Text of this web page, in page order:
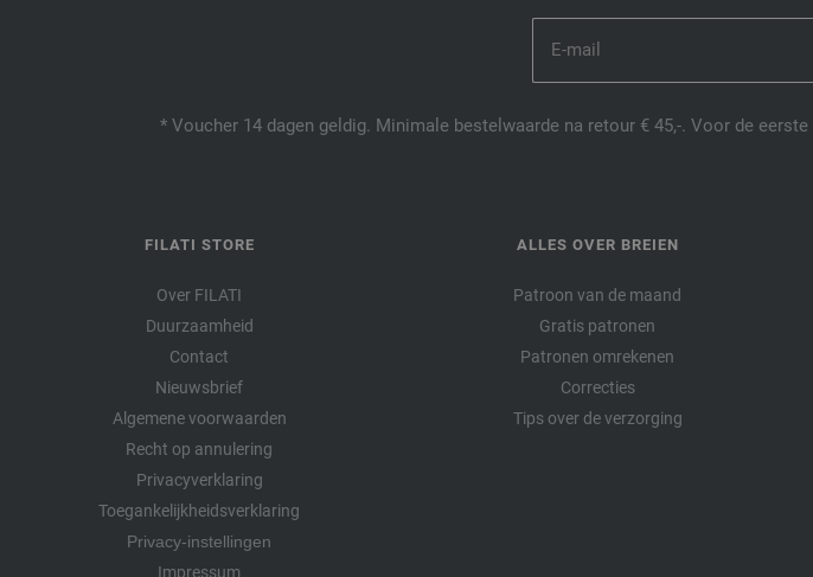
* Voucher 14 dagen geldig. Minimale bestelwaarde na retour € 45,-. Voor de
FILATI STORE
Over FILATI
Duurzaamheid
Contact
Nieuwsbrief
Algemene voorwaarden
Recht op annulering
Privacyverklaring
Toegankelijkheidsverklaring
Privacy-instellingen
Impressum
ALLES OVER BREIEN
Patroon van de maand
Gratis patronen
Patronen omrekenen
Correcties
Tips over de verzorging